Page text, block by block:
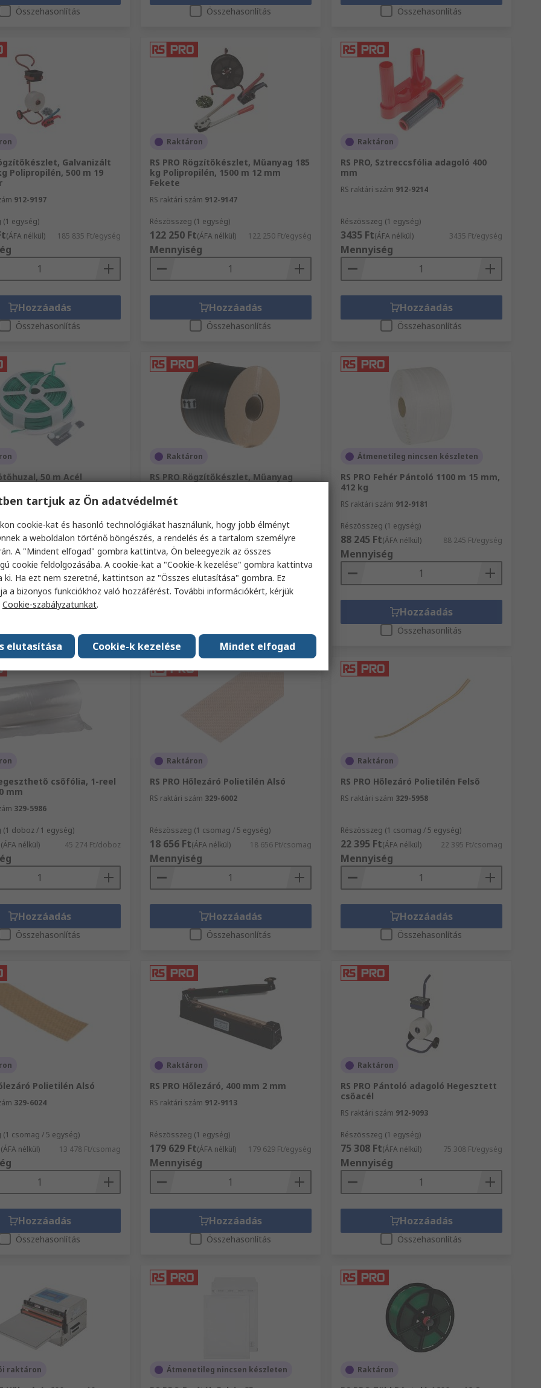
Összehasonlítás Összehasonlítás Összehasonlítás
Galvanizált
Polipropilén, 500 m 19
912-9197
(1 egység)
(ÁFA nélkül) 185 835 Ft/egység
Hozzáadás
Összehasonlítás
Raktáron
RS PRO Rögzítőkészlet, Műanyag 185
kg Polipropilén, 1500 m 12 mm
Fekete
RS raktári szám 912-9147
Részösszeg (1 egység)
122 250 Ft(ÁFA nélkül) 122 250 Ft/egység
Mennyiség
Hozzáadás
Összehasonlítás
Raktáron
RS PRO, Sztreccsfólia adagoló 400
mm
RS raktári szám 912-9214
Részösszeg (1 egység)
3435 Ft(ÁFA nélkül) 3435 Ft/egység
Mennyiség
Hozzáadás
Összehasonlítás
50 m Acél
(1 egység)
nélkül) 4110 Ft/egység
Hozzáadás
Raktáron
RS PRO Rögzítőkészlet, Műanyag
RS raktári szám
Részösszeg (1 egység)
28 826 Ft(ÁFA nélkül) 28 826 Ft/egység
Mennyiség
Átmenetileg nincsen készleten
RS PRO Fehér Pántoló 1100 m 15 mm,
412 kg
RS raktári szám 912-9181
Részösszeg (1 egység)
88 245 Ft(ÁFA nélkül) 88 245 Ft/egység
Mennyiség
Hozzáadás
Összehasonlítás
csőfólia, 1-reel
mm
329-5986
(1 doboz / 1 egység)
(ÁFA nélkül) 45 274 Ft/doboz
Hozzáadás
Összehasonlítás
Raktáron
RS PRO Hőlezáró Polietilén Alsó
RS raktári szám 329-6002
Részösszeg (1 csomag / 5 egység)
18 656 Ft(ÁFA nélkül) 18 656 Ft/csomag
Mennyiség
Hozzáadás
Összehasonlítás
Raktáron
RS PRO Hőlezáró Polietilén Felső
RS raktári szám 329-5958
Részösszeg (1 csomag / 5 egység)
22 395 Ft(ÁFA nélkül) 22 395 Ft/csomag
Mennyiség
Hozzáadás
Összehasonlítás
Polietilén Alsó
329-6024
(1 csomag / 5 egység)
(ÁFA nélkül) 13 478 Ft/csomag
Hozzáadás
Összehasonlítás
Raktáron
RS PRO Hőlezáró, 400 mm 2 mm
RS raktári szám 912-9113
Részösszeg (1 egység)
179 629 Ft(ÁFA nélkül) 179 629 Ft/egység
Mennyiség
Hozzáadás
Összehasonlítás
Raktáron
RS PRO Pántoló adagoló Hegesztett
csőacél
RS raktári szám 912-9093
Részösszeg (1 egység)
75 308 Ft(ÁFA nélkül) 75 308 Ft/egység
Mennyiség
Hozzáadás
Összehasonlítás
raktáron Átmenetileg nincsen készleten Raktáron
tartjuk az Ön adatvédelmét
cookie-kat és hasonló technológiákat használunk, hogy jobb élményt
a weboldalon történő böngészés, a rendelés és a tartalom személyre
A "Mindent elfogad" gombra kattintva, Ön beleegyezik az összes
cookie feldolgozásába. A cookie-kat a "Cookie-k kezelése" gombra kattintva
ki. Ha ezt nem szeretné, kattintson az "Összes elutasítása" gombra. Ez
a bizonyos funkciókhoz való hozzáférést. További információkért, kérjük
Cookie-szabályzatunkat.
Mindet elfogad
Cookie-k kezelése
elutasítása